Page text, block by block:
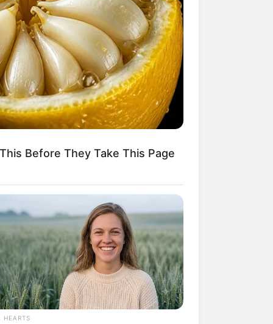
Lucu Seputar Malam
ala Jomblo yang Bikin
Kanopi Tempat
Serasa Beristirahat di
Raja
Before They Take This Page
HEARTS